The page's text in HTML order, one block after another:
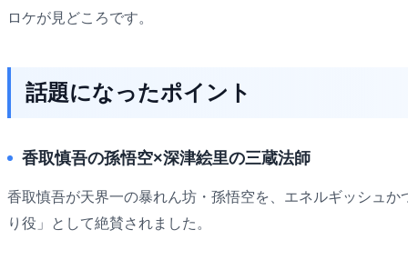
ロケが見どころです。
話題になったポイント
香取慎吾の孫悟空×深津絵里の三蔵法師
香取慎吾が天界一の暴れん坊・孫悟空を、エネルギッシュ
り役」として絶賛されました。